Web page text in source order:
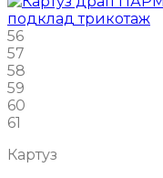
56
57
58
59
60
61
Картуз